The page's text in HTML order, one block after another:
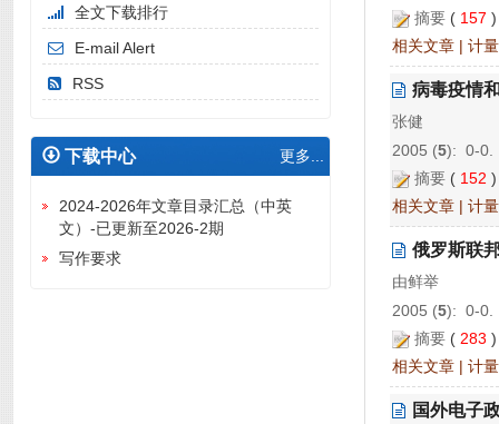
摘要 ( 157
相关文章 | 计
病毒疫情
张健
2005 (5): 0-0.
摘要 ( 152
相关文章 | 计
俄罗斯联
由鲜举
2005 (5): 0-0.
摘要 ( 283
相关文章 | 计
国外电子
全文下载排行
E-mail Alert
RSS
下载中心 更多...
2024-2026年文章目录汇总（中英
文）-已更新至2026-2期
写作要求